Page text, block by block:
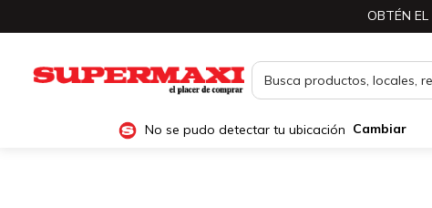
OBTÉN EL
No se pudo detectar tu ubicación Cambiar